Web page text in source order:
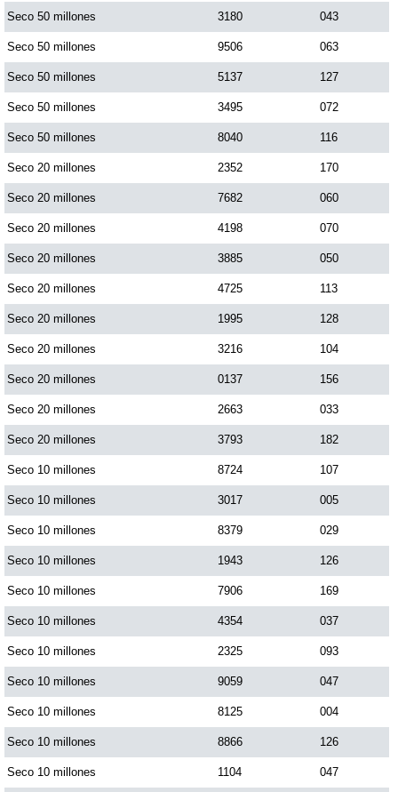
Seco 50 millones 3180 043
Seco 50 millones 9506 063
Seco 50 millones 5137 127
Seco 50 millones 3495 072
Seco 50 millones 8040 116
Seco 20 millones 2352 170
Seco 20 millones 7682 060
Seco 20 millones 4198 070
Seco 20 millones 3885 050
Seco 20 millones 4725 113
Seco 20 millones 1995 128
Seco 20 millones 3216 104
Seco 20 millones 0137 156
Seco 20 millones 2663 033
Seco 20 millones 3793 182
Seco 10 millones 8724 107
Seco 10 millones 3017 005
Seco 10 millones 8379 029
Seco 10 millones 1943 126
Seco 10 millones 7906 169
Seco 10 millones 4354 037
Seco 10 millones 2325 093
Seco 10 millones 9059 047
Seco 10 millones 8125 004
Seco 10 millones 8866 126
Seco 10 millones 1104 047